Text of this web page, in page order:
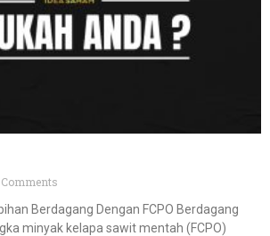
Comments
Berdagang Dengan FCPO Berdagang
minyak kelapa sawit mentah (FCPO)